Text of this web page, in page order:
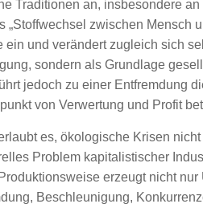
Traditionen an, insbesondere
„Stoffwechsel zwischen Mensch
ein und verändert zugleich sich
sondern als Grundlage
jedoch zu einer Entfremdung
von Verwertung und Profit
es, ökologische Krisen
Problem kapitalistischer
erzeugt nicht
Beschleunigung,